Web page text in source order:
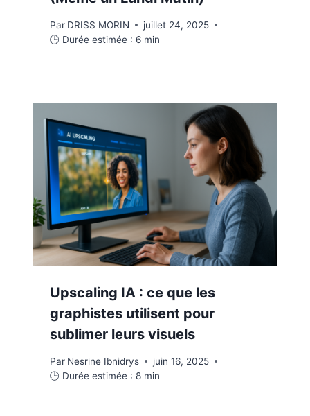
Par DRISS MORIN
juillet 24, 2025
🕒 Durée estimée : 6 min
Upscaling IA : ce que les
graphistes utilisent pour
sublimer leurs visuels
Par Nesrine Ibnidrys
juin 16, 2025
🕒 Durée estimée : 8 min